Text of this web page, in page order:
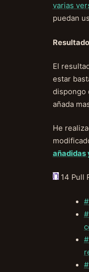
varias
puedan
Resultado
El
estar
dispongo
añada
He
añadidas
14 Pull